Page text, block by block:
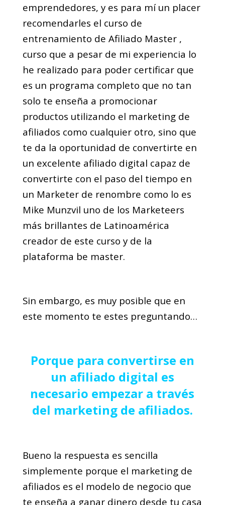
emprendedores, y es para mí un placer
recomendarles el curso de
entrenamiento de Afiliado Master ,
curso que a pesar de mi experiencia lo
he realizado para poder certificar que
es un programa completo que no tan
solo te enseña a promocionar
productos utilizando el marketing de
afiliados como cualquier otro, sino que
te da la oportunidad de convertirte en
un excelente afiliado digital capaz de
convertirte con el paso del tiempo en
un Marketer de renombre como lo es
Mike Munzvil uno de los Marketeers
más brillantes de Latinoamérica
creador de este curso y de la
plataforma be master.
Sin embargo, es muy posible que en
este momento te estes preguntando…
Porque para convertirse en
un afiliado digital es
necesario empezar a través
del marketing de afiliados.
Bueno la respuesta es sencilla
simplemente porque el marketing de
afiliados es el modelo de negocio que
te enseña a ganar dinero desde tu casa